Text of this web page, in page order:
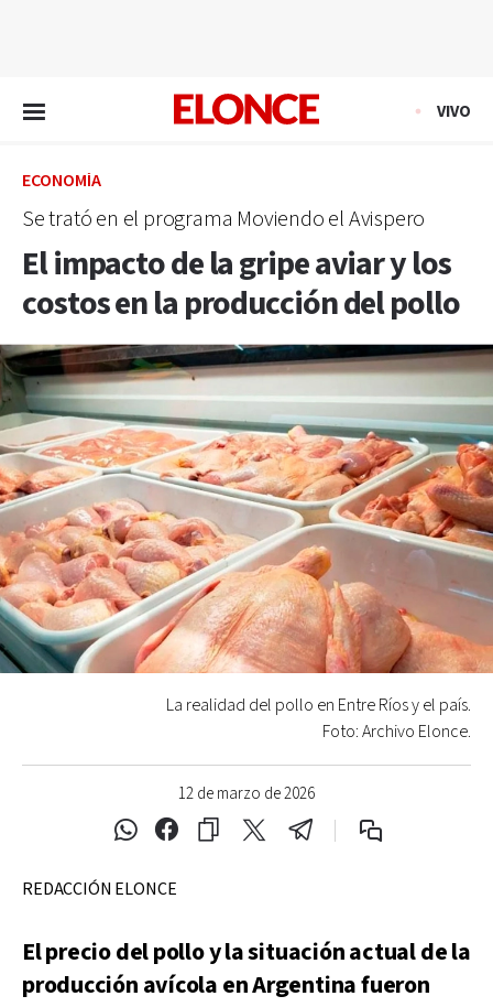
VIVO
ECONOMÍA
Se trató en el programa Moviendo el Avispero
El impacto de la gripe aviar y los
costos en la producción del pollo
12 de marzo de 2026
La realidad del pollo en Entre Ríos y el país.
Foto: Archivo Elonce.
REDACCIÓN ELONCE
El precio del pollo y la situación actual de la
producción avícola en Argentina fueron